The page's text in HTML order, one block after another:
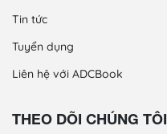
Tin tức
Tuyển dụng
Liên hệ với ADCBook
THEO DÕI CHÚNG TÔI